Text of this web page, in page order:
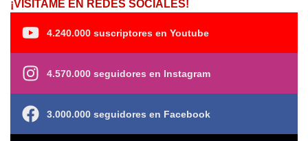
¡VISÍTAME EN REDES SOCIALES!
4.240.000 suscriptores en Youtube
4.570.000 seguidores en Instagram
3.000.000 seguidores en Facebook